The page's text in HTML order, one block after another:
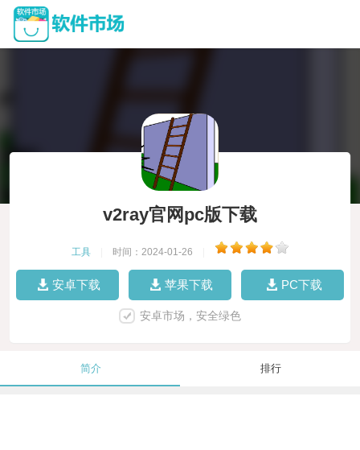
v2ray官网pc版下载
工具 时间：2024-01-26
安卓下载 苹果下载 PC下载
安卓市场，安全绿色
简介 排行